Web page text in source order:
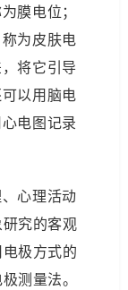
膜电位；
为皮肤电
将它引导
以用脑电
电图记录
心理活动
究的客观
极方式的
测量法。